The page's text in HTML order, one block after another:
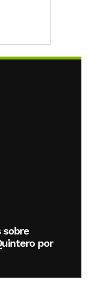
sobre
por